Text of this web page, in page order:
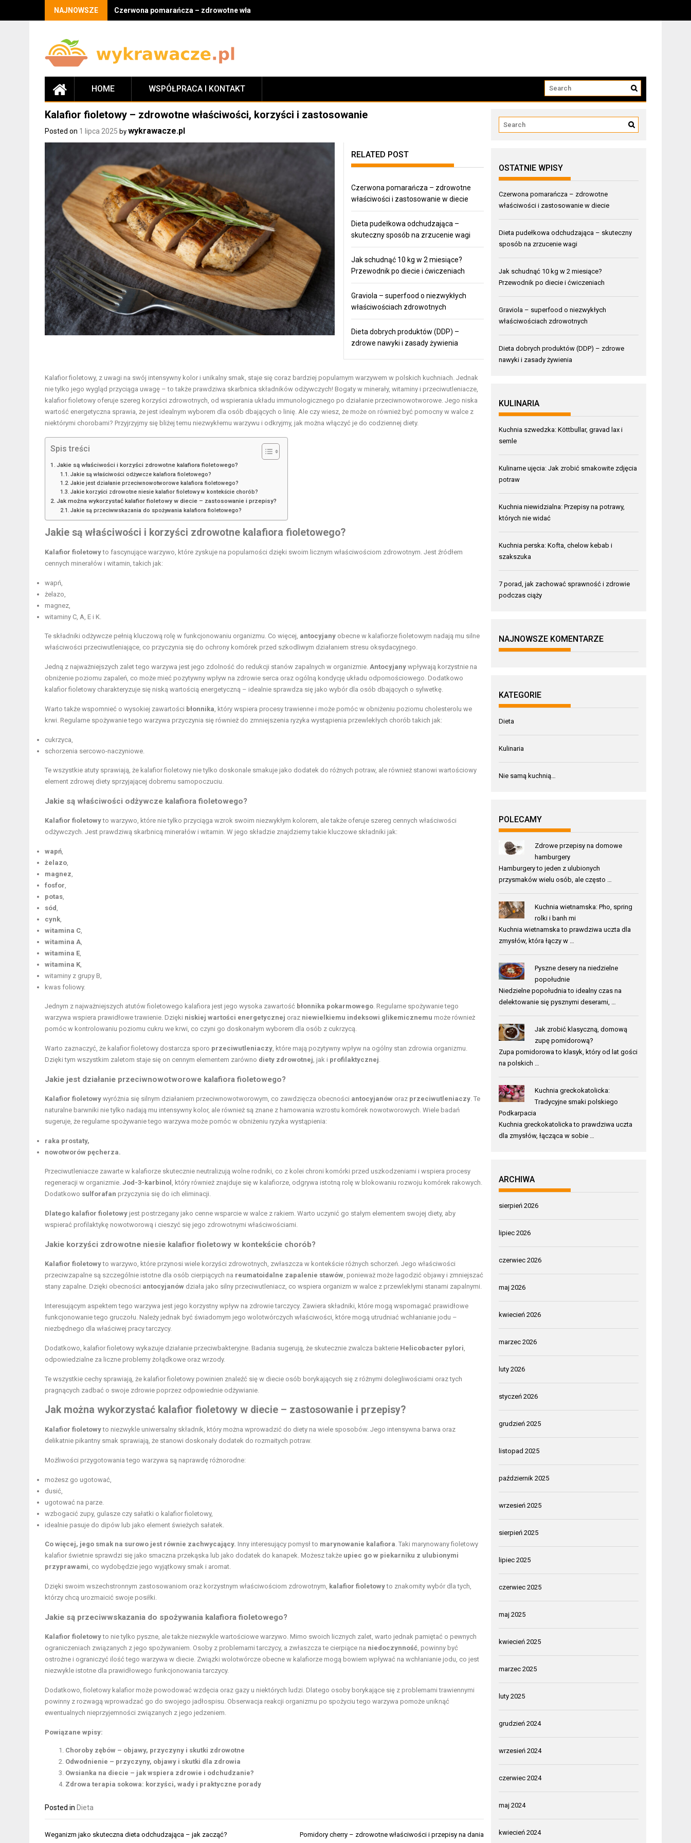
NAJNOWSZE Czerwona pomarańcza – zdrowotne właściwości i zastosowanie w diecie
HOME WSPÓŁPRACA I KONTAKT
Kalafior fioletowy – zdrowotne właściwości, korzyści i zastosowanie
Posted on 1 lipca 2025 by wykrawacze.pl
RELATED POST
Czerwona pomarańcza – zdrowotne
właściwości i zastosowanie w diecie
Dieta pudełkowa odchudzająca –
skuteczny sposób na zrzucenie wagi
Jak schudnąć 10 kg w 2 miesiące?
Przewodnik po diecie i ćwiczeniach
Graviola – superfood o niezwykłych
właściwościach zdrowotnych
Dieta dobrych produktów (DDP) –
zdrowe nawyki i zasady żywienia
Kalafior fioletowy, z uwagi na swój intensywny kolor i unikalny smak, staje się coraz bardziej popularnym warzywem w polskich kuchniach. Jednak
nie tylko jego wygląd przyciąga uwagę – to także prawdziwa skarbnica składników odżywczych! Bogaty w minerały, witaminy i przeciwutleniacze,
kalafior fioletowy oferuje szereg korzyści zdrowotnych, od wspierania układu immunologicznego po działanie przeciwnowotworowe. Jego niska
wartość energetyczna sprawia, że jest idealnym wyborem dla osób dbających o linię. Ale czy wiesz, że może on również być pomocny w walce z
niektórymi chorobami? Przyjrzyjmy się bliżej temu niezwykłemu warzywu i odkryjmy, jak można włączyć je do codziennej diety.
Spis treści
Jakie są właściwości i korzyści zdrowotne kalafiora fioletowego?
Jakie są właściwości odżywcze kalafiora fioletowego?
Jakie jest działanie przeciwnowotworowe kalafiora fioletowego?
Jakie korzyści zdrowotne niesie kalafior fioletowy w kontekście chorób?
Jak można wykorzystać kalafior fioletowy w diecie – zastosowanie i przepisy?
Jakie są przeciwwskazania do spożywania kalafiora fioletowego?
Jakie są właściwości i korzyści zdrowotne kalafiora fioletowego?
Kalafior fioletowyto fascynujące warzywo, które zyskuje na popularności dzięki swoim licznym właściwościom zdrowotnym. Jest źródłem
cennych minerałów i witamin, takich jak:
wapń,
żelazo,
magnez,
witaminy C, A, E i K.
Te składniki odżywcze pełnią kluczową rolę w funkcjonowaniu organizmu. Co więcej, antocyjany obecne w kalafiorze fioletowym nadają mu silne
właściwości przeciwutleniające, co przyczynia się do ochrony komórek przed szkodliwym działaniem stresu oksydacyjnego.
Jedną z najważniejszych zalet tego warzywa jest jego zdolność do redukcji stanów zapalnych w organizmie. Antocyjany wpływają korzystnie na
obniżenie poziomu zapaleń, co może mieć pozytywny wpływ na zdrowie serca oraz ogólną kondycję układu odpornościowego. Dodatkowo
kalafior fioletowy charakteryzuje się niską wartością energetyczną – idealnie sprawdza się jako wybór dla osób dbających o sylwetkę.
Warto także wspomnieć o wysokiej zawartości błonnika , który wspiera procesy trawienne i może pomóc w obniżeniu poziomu cholesterolu we
krwi. Regularne spożywanie tego warzywa przyczynia się również do zmniejszenia ryzyka wystąpienia przewlekłych chorób takich jak:
cukrzyca,
schorzenia sercowo-naczyniowe.
Te wszystkie atuty sprawiają, że kalafior fioletowy nie tylko doskonale smakuje jako dodatek do różnych potraw, ale również stanowi wartościowy
element zdrowej diety sprzyjającej dobremu samopoczuciu.
Jakie są właściwości odżywcze kalafiora fioletowego?
Kalafior fioletowyto warzywo, które nie tylko przyciąga wzrok swoim niezwykłym kolorem, ale także oferuje szereg cennych właściwości
odżywczych. Jest prawdziwą skarbnicą minerałów i witamin. W jego składzie znajdziemy takie kluczowe składniki jak:
wapń
żelazo
magnez
fosfor
potas
sód
cynk
witamina C
witamina A
witamina E
witamina K
witaminy z grupy B,
kwas foliowy.
Jednym z najważniejszych atutów fioletowego kalafiora jest jego wysoka zawartość błonnika pokarmowego . Regularne spożywanie tego
warzywa wspiera prawidłowe trawienie. Dzięki niskiej wartości energetycznej oraz niewielkiemu indeksowi glikemicznemu może również
pomóc w kontrolowaniu poziomu cukru we krwi, co czyni go doskonałym wyborem dla osób z cukrzycą.
Warto zaznaczyć, że kalafior fioletowy dostarcza sporo przeciwutleniaczy , które mają pozytywny wpływ na ogólny stan zdrowia organizmu.
Dzięki tym wszystkim zaletom staje się on cennym elementem zarówno diety zdrowotnej , jak i profilaktycznej
Jakie jest działanie przeciwnowotworowe kalafiora fioletowego?
Kalafior fioletowy wyróżnia się silnym działaniem przeciwnowotworowym, co zawdzięcza obecności antocyjanów oraz przeciwutleniaczy . Te
naturalne barwniki nie tylko nadają mu intensywny kolor, ale również są znane z hamowania wzrostu komórek nowotworowych. Wiele badań
sugeruje, że regularne spożywanie tego warzywa może pomóc w obniżeniu ryzyka wystąpienia:
raka prostaty,
nowotworów pęcherza.
Przeciwutleniacze zawarte w kalafiorze skutecznie neutralizują wolne rodniki, co z kolei chroni komórki przed uszkodzeniami i wspiera procesy
regeneracji w organizmie. Jod-3-karbinol , który również znajduje się w kalafiorze, odgrywa istotną rolę w blokowaniu rozwoju komórek rakowych.
Dodatkowo sulforafan przyczynia się do ich eliminacji.
Dlatego kalafior fioletowy jest postrzegany jako cenne wsparcie w walce z rakiem. Warto uczynić go stałym elementem swojej diety, aby
wspierać profilaktykę nowotworową i cieszyć się jego zdrowotnymi właściwościami.
Jakie korzyści zdrowotne niesie kalafior fioletowy w kontekście chorób?
Kalafior fioletowyto warzywo, które przynosi wiele korzyści zdrowotnych, zwłaszcza w kontekście różnych schorzeń. Jego właściwości
przeciwzapalne są szczególnie istotne dla osób cierpiących na reumatoidalne zapalenie stawów , ponieważ może łagodzić objawy i zmniejszać
stany zapalne. Dzięki obecności antocyjanów działa jako silny przeciwutleniacz, co wspiera organizm w walce z przewlekłymi stanami zapalnymi.
Interesującym aspektem tego warzywa jest jego korzystny wpływ na zdrowie tarczycy. Zawiera składniki, które mogą wspomagać prawidłowe
funkcjonowanie tego gruczołu. Należy jednak być świadomym jego wolotwórczych właściwości, które mogą utrudniać wchłanianie jodu –
niezbędnego dla właściwej pracy tarczycy.
Dodatkowo, kalafior fioletowy wykazuje działanie przeciwbakteryjne. Badania sugerują, że skutecznie zwalcza bakterie Helicobacter pylori
odpowiedzialne za liczne problemy żołądkowe oraz wrzody.
Te wszystkie cechy sprawiają, że kalafior fioletowy powinien znaleźć się w diecie osób borykających się z różnymi dolegliwościami oraz tych
pragnących zadbać o swoje zdrowie poprzez odpowiednie odżywianie.
Jak można wykorzystać kalafior fioletowy w diecie – zastosowanie i przepisy?
Kalafior fioletowyto niezwykle uniwersalny składnik, który można wprowadzić do diety na wiele sposobów. Jego intensywna barwa oraz
delikatnie pikantny smak sprawiają, że stanowi doskonały dodatek do rozmaitych potraw.
Możliwości przygotowania tego warzywa są naprawdę różnorodne:
możesz go ugotować,
dusić,
ugotować na parze.
wzbogacić zupy, gulasze czy sałatki o kalafior fioletowy,
idealnie pasuje do dipów lub jako element świeżych sałatek.
Co więcej, jego smak na surowo jest równie zachwycający. Inny interesujący pomysł to marynowanie kalafiora . Taki marynowany fioletowy
kalafior świetnie sprawdzi się jako smaczna przekąska lub jako dodatek do kanapek. Możesz także upiec go w piekarniku z ulubionymi
przyprawami , co wydobędzie jego wyjątkowy smak i aromat.
Dzięki swoim wszechstronnym zastosowaniom oraz korzystnym właściwościom zdrowotnym, kalafior fioletowyto znakomity wybór dla tych,
którzy chcą urozmaicić swoje posiłki.
Jakie są przeciwwskazania do spożywania kalafiora fioletowego?
Kalafior fioletowyto nie tylko pyszne, ale także niezwykle wartościowe warzywo. Mimo swoich licznych zalet, warto jednak pamiętać o pewnych
ograniczeniach związanych z jego spożywaniem. Osoby z problemami tarczycy, a zwłaszcza te cierpiące na niedoczynność , powinny być
ostrożne i ograniczyć ilość tego warzywa w diecie. Związki wolotwórcze obecne w kalafiorze mogą bowiem wpływać na wchłanianie jodu, co jest
niezwykle istotne dla prawidłowego funkcjonowania tarczycy.
Dodatkowo, fioletowy kalafior może powodować wzdęcia oraz gazy u niektórych ludzi. Dlatego osoby borykające się z problemami trawiennymi
powinny z rozwagą wprowadzać go do swojego jadłospisu. Obserwacja reakcji organizmu po spożyciu tego warzywa pomoże uniknąć
ewentualnych nieprzyjemności związanych z jego jedzeniem.
Powiązane wpisy:
Choroby zębów – objawy, przyczyny i skutki zdrowotne
Odwodnienie – przyczyny, objawy i skutki dla zdrowia
Owsianka na diecie – jak wspiera zdrowie i odchudzanie?
Zdrowa terapia sokowa: korzyści, wady i praktyczne porady
Posted in Dieta
Nawigacja
Weganizm jako skuteczna dieta odchudzająca – jak zacząć? Pomidory cherry – zdrowotne właściwości i przepisy na dania
OSTATNIE WPISY
Czerwona pomarańcza – zdrowotne
właściwości i zastosowanie w diecie
Dieta pudełkowa odchudzająca – skuteczny
sposób na zrzucenie wagi
Jak schudnąć 10 kg w 2 miesiące?
Przewodnik po diecie i ćwiczeniach
Graviola – superfood o niezwykłych
właściwościach zdrowotnych
Dieta dobrych produktów (DDP) – zdrowe
nawyki i zasady żywienia
KULINARIA
Kuchnia szwedzka: Köttbullar, gravad lax i
semle
Kulinarne ujęcia: Jak zrobić smakowite zdjęcia
potraw
Kuchnia niewidzialna: Przepisy na potrawy,
których nie widać
Kuchnia perska: Kofta, chelow kebab i
szakszuka
7 porad, jak zachować sprawność i zdrowie
podczas ciąży
NAJNOWSZE KOMENTARZE
KATEGORIE
Dieta
Kulinaria
Nie samą kuchnią…
POLECAMY
Zdrowe przepisy na domowe
hamburgery
Hamburgery to jeden z ulubionych
przysmaków wielu osób, ale często …
Kuchnia wietnamska: Pho, spring
rolki i banh mi
Kuchnia wietnamska to prawdziwa uczta dla
zmysłów, która łączy w …
Pyszne desery na niedzielne
popołudnie
Niedzielne popołudnia to idealny czas na
delektowanie się pysznymi deserami, …
Jak zrobić klasyczną, domową
zupę pomidorową?
Zupa pomidorowa to klasyk, który od lat gości
na polskich …
Kuchnia greckokatolicka:
Tradycyjne smaki polskiego
Podkarpacia
Kuchnia greckokatolicka to prawdziwa uczta
dla zmysłów, łącząca w sobie …
ARCHIWA
sierpień 2026
lipiec 2026
czerwiec 2026
maj 2026
kwiecień 2026
marzec 2026
luty 2026
styczeń 2026
grudzień 2025
listopad 2025
październik 2025
wrzesień 2025
sierpień 2025
lipiec 2025
czerwiec 2025
maj 2025
kwiecień 2025
marzec 2025
luty 2025
grudzień 2024
wrzesień 2024
czerwiec 2024
maj 2024
kwiecień 2024